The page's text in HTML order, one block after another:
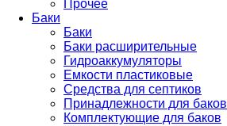
Прочее
Баки
Баки
Баки расширительные
Гидроаккумуляторы
Емкости пластиковые
Средства для септиков
Принадлежности для баков
Комплектующие для баков